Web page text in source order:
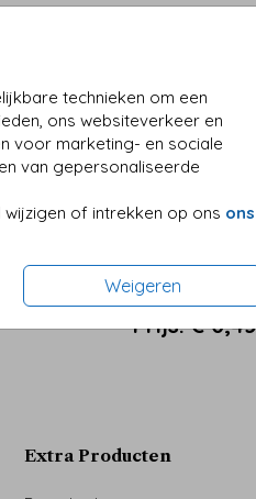
technieken om een
ons websiteverkeer en
voor marketing- en sociale
van gepersonaliseerde
of intrekken op ons ons
Weigeren
Prijs:€
Extra Producten